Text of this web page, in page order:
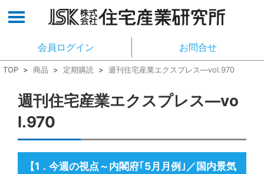
会員ログイン お問合せ
TOP > 商品 > 定期購読 > 週刊住宅産業エクスプレス―vol.970
週刊住宅産業エクスプレス―vo
l.970
【1 ． 今週の視点～内閣府｢5月月例｣／国内景気